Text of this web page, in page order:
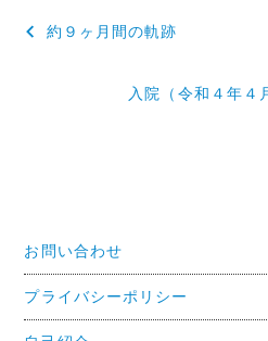
投
シ
ョ
約９ヶ月間の軌跡
入院（令和４年４
お問い合わせ
プライバシーポリシー